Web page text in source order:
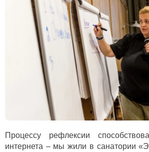
Процессу рефлексии
интернета – мы жили в санатории